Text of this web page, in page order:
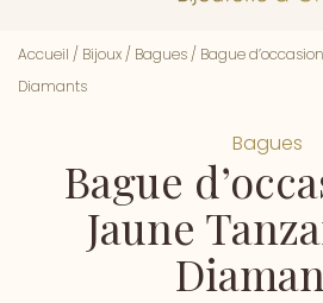
Accueil / Bijoux / Bagues / Bague
Diamants
Bagues
Bague
Jaune